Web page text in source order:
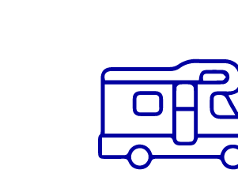
Wohnmobile